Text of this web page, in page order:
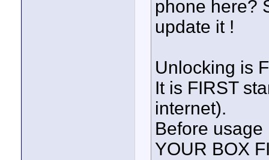
phone here?
update it !
Unlocking is
It is FIRST
internet).
Before
YOUR BOX